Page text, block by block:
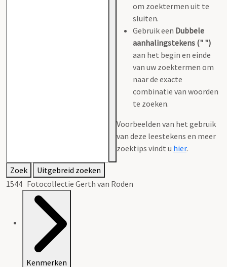
om zoektermen uit te
sluiten.
Gebruik een Dubbele
aanhalingstekens (" ")
aan het begin en einde
van uw zoektermen om
naar de exacte
combinatie van woorden
te zoeken.
Voorbeelden van het gebruik
van deze leestekens en meer
zoektips vindt u hier.
Zoek
Uitgebreid zoeken
1544 Fotocollectie Gerth van Roden
Kenmerken